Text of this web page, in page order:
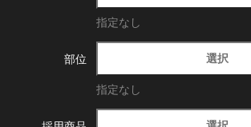
指定なし
部位 選択
指定なし